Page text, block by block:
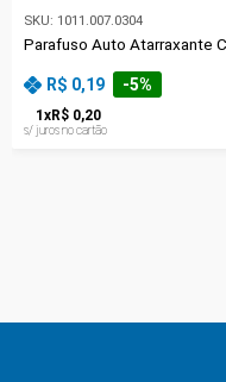
SKU: 1011.007.0304
Parafuso Auto Atarraxante
R$ 0,19 -5%
1 xR$ 0,20
s/ juros no cartão